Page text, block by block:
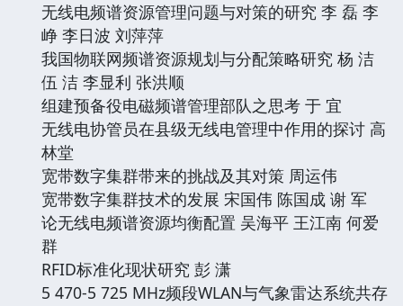
无线电频谱资源管理问题与对策的研究 李 磊 李
峥 李日波 刘萍萍
我国物联网频谱资源规划与分配策略研究 杨 洁
伍 洁 李显利 张洪顺
组建预备役电磁频谱管理部队之思考 于 宜
无线电协管员在县级无线电管理中作用的探讨 高
林堂
宽带数字集群带来的挑战及其对策 周运伟
宽带数字集群技术的发展 宋国伟 陈国成 谢 军
论无线电频谱资源均衡配置 吴海平 王江南 何爱
群
RFID标准化现状研究 彭 潇
5 470-5 725 MHz频段WLAN与气象雷达系统共存